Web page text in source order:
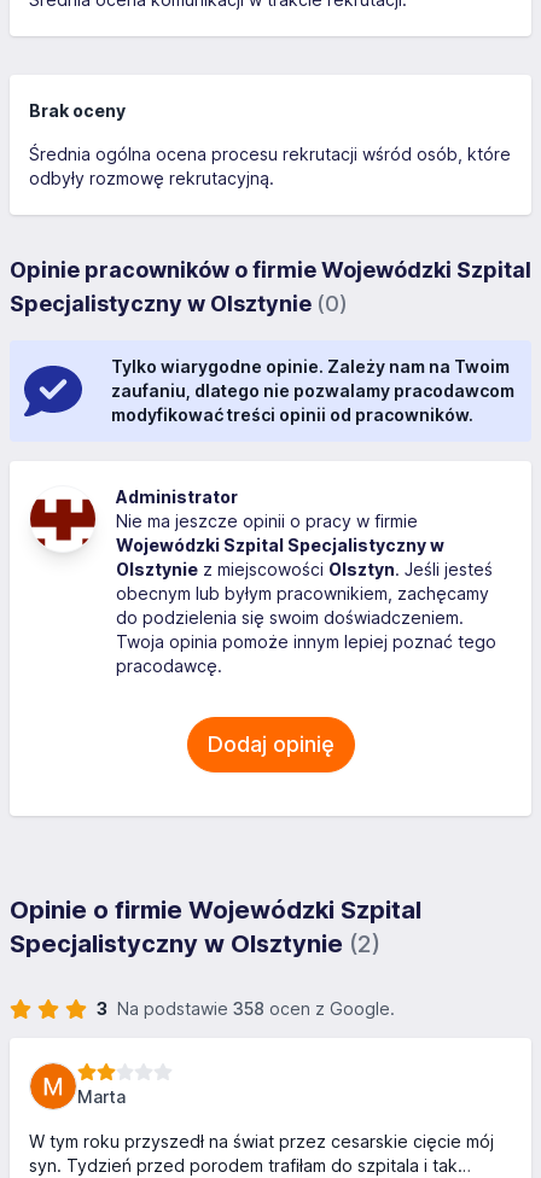
Brak oceny
Średnia ogólna ocena procesu rekrutacji wśród osób, które
odbyły rozmowę rekrutacyjną.
Opinie pracowników o firmie Wojewódzki Szpital
Specjalistyczny w Olsztynie (0)
Tylko wiarygodne opinie. Zależy nam na Twoim
zaufaniu, dlatego nie pozwalamy pracodawcom
modyfikować treści opinii od pracowników.
Administrator
Nie ma jeszcze opinii o pracy w firmie
Wojewódzki Szpital Specjalistyczny w
Olsztynie z miejscowości Olsztyn. Jeśli jesteś
obecnym lub byłym pracownikiem, zachęcamy
do podzielenia się swoim doświadczeniem.
Twoja opinia pomoże innym lepiej poznać tego
pracodawcę.
Dodaj opinię
Opinie o firmie Wojewódzki Szpital
Specjalistyczny w Olsztynie (2)
3 Na podstawie 358 ocen z Google.
Marta
W tym roku przyszedł na świat przez cesarskie cięcie mój
syn. Tydzień przed porodem trafiłam do szpitala i tak